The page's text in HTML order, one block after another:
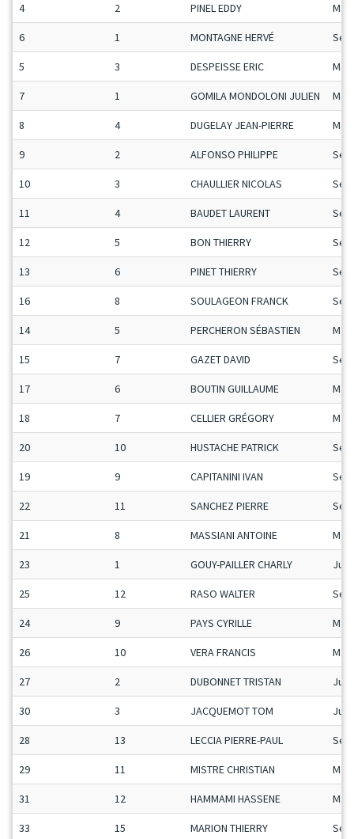
4 2 PINEL EDDY
6 1 MONTAGNE HERVÉ
5 3 DESPEISSE ERIC
7 1 GOMILA MONDOLONI JULIEN
8 4 DUGELAY JEAN-PIERRE
9 2 ALFONSO PHILIPPE
10 3 CHAULLIER NICOLAS
11 4 BAUDET LAURENT
12 5 BON THIERRY
13 6 PINET THIERRY
16 8 SOULAGEON FRANCK
14 5 PERCHERON SÉBASTIEN
15 7 GAZET DAVID
17 6 BOUTIN GUILLAUME
18 7 CELLIER GRÉGORY
20 10 HUSTACHE PATRICK
19 9 CAPITANINI IVAN
22 11 SANCHEZ PIERRE
21 8 MASSIANI ANTOINE
23 1 GOUY-PAILLER CHARLY Ju-G
25 12 RASO WALTER
24 9 PAYS CYRILLE
26 10 VERA FRANCIS
27 2 DUBONNET TRISTAN Ju-G
30 3 JACQUEMOT TOM Ju-G
28 13 LECCIA PIERRE-PAUL
29 11 MISTRE CHRISTIAN
31 12 HAMMAMI HASSENE
33 15 MARION THIERRY